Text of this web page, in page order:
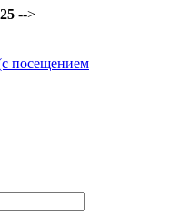
25 -->
посещением